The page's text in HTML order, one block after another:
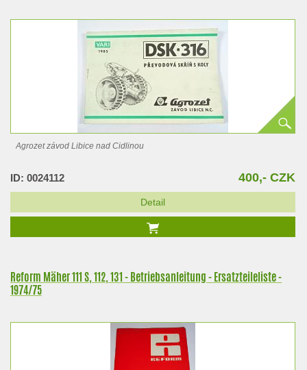
Agrozet závod Libice nad Cidlinou
ID: 0024112 400,- CZK
Detail
Reform Mäher 111 S, 112, 131 - Betriebsanleitung - Ersatzteileliste -
1974/75